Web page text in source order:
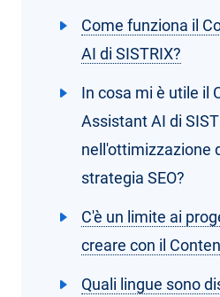
Come funziona il
AI di SISTRIX?
In cosa mi è utile il
Assistant AI di
nell'ottimizzazione
strategia SEO?
C'è un limite ai
creare con il
Quali lingue sono